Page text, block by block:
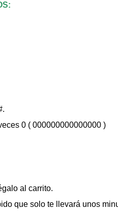
0 ( 000000000000000 )
al carrito.
que solo te llevará unos